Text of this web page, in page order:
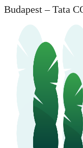
Budapest – Tata